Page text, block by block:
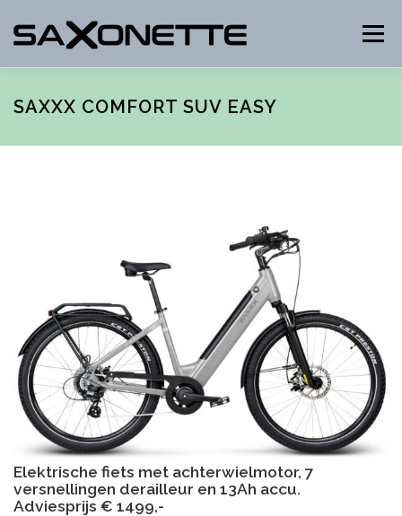
inhoud
Menu
SAXXX COMFORT SUV EASY
Elektrische fiets met achterwielmotor, 7
versnellingen derailleur en 13Ah accu.
Adviesprijs € 1499,-